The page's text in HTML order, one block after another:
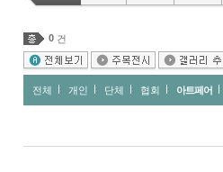
0 건
전체 개인 단체 협회 아트페어